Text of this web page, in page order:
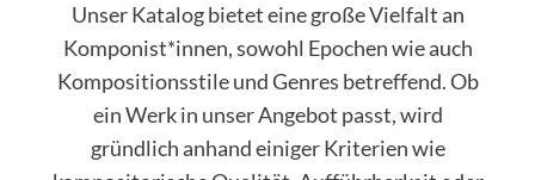
Unser Katalog bietet eine große Vielfalt an
Komponist*innen, sowohl Epochen wie auch
Kompositionsstile und Genres betreffend. Ob
ein Werk in unser Angebot passt, wird
gründlich anhand einiger Kriterien wie